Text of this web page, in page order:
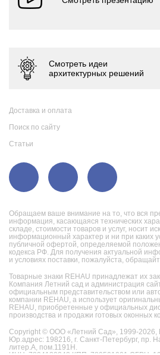
Обращаем ваше внимание на то, что вся
информация, касающаяся технических
складе, стоимости товаров и услуг, носит
информационный характер и ни при каких
публичной офертой, определяемой
кодекса РФ. Для получения актуальной
и условиях поставки, пожалуйста,
Товарные знаки REHAU принадлежат их
Компания Летний сад и администрация
официальным представительством или
компании REHAU, а использует
REHAU, приобретенные у официальных
производства и продажи готовых оконных
Copyright © ООО «Летний Сад», 1999-2026,
Юр.адрес: 198216, г. Санкт-Петербург, пр.
литер.А, пом.1191Н.
Доставка и оплата
Поиск по сайту
Статьи